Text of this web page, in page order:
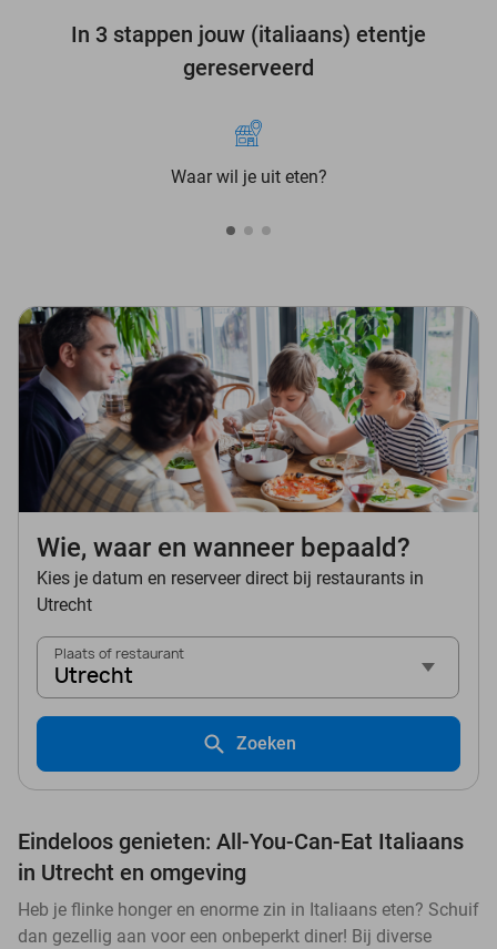
In 3 stappen jouw (italiaans) etentje
gereserveerd
Waar wil je uit eten?
Wie, waar en wanneer bepaald?
Kies je datum en reserveer direct bij restaurants in
Utrecht
Plaats of restaurant
Utrecht
Zoeken
Eindeloos genieten: All-You-Can-Eat Italiaans
in Utrecht en omgeving
Heb je flinke honger en enorme zin in Italiaans eten? Schuif
dan gezellig aan voor een onbeperkt diner! Bij diverse